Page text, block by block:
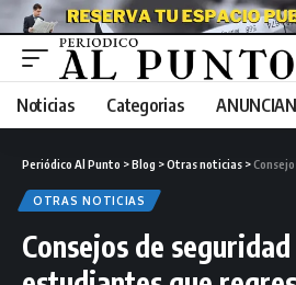
Noticias Categorias
Periódico Al Punto >Blog >Otras noticias >Consejos de
OTRAS NOTICIAS
Consejos de